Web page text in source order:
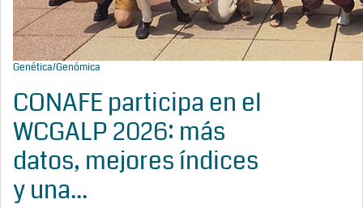
Genética/Genómica
CONAFE participa en el
WCGALP 2026: más
datos, mejores índices
y una...